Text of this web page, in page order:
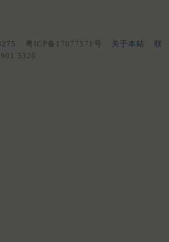
粤ICP备17077571号 关于本站
联
3320